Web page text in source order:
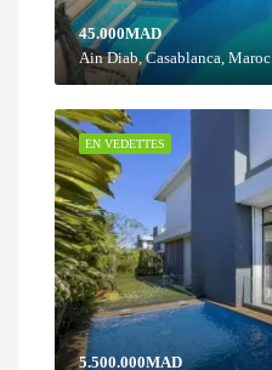
45.000MAD
Ain Diab, Casablanca, Maroc
EN VEDETTES
5.500.000MAD